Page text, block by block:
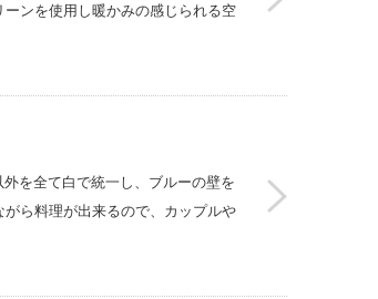
ンを使用し暖かみの感じられる空
を全て白で統一し、ブルーの壁を
ら料理が出来るので、カップルや